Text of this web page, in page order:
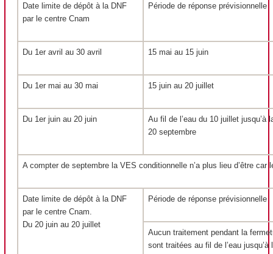
Date limite de dépôt à la DNF
par le centre Cnam
Période de réponse prévisionnelle
Du 1er avril au 30 avril 15 mai au 15 juin
Du 1er mai au 30 mai 15 juin au 20 juillet
Du 1er juin au 20 juin
Au fil de l’eau du 10 juillet jusqu’à
20 septembre
A compter de septembre la VES conditionnelle n’a plus lieu d’être
Date limite de dépôt à la DNF
par le centre Cnam.
Du 20 juin au 20 juillet
Période de réponse prévisionnelle
Aucun traitement pendant la
sont traitées au fil de l’eau jusqu’à